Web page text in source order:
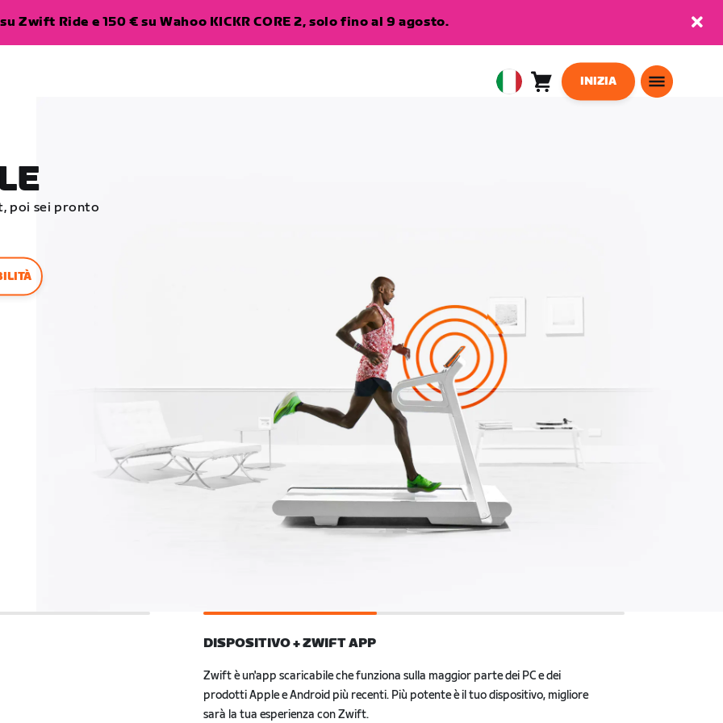
Zwift Ride e 150 € su Wahoo KICKR CORE 2, solo fino al 9 agosto.
EuropeanCarrello0
INIZIA
poi sei pronto
DISPOSITIVO + ZWIFT APP
Zwift è un'app scaricabile che funziona sulla maggior parte dei PC e dei prodotti
Apple e Android più recenti. Più potente è il tuo dispositivo, migliore sarà la tua
esperienza con Zwift.